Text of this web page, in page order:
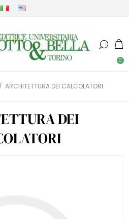
0
/ ARCHITETTURA DEI CALCOLATORI
DEI